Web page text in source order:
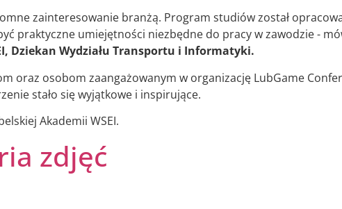
zainteresowanie branżą. Program studiów został
praktyczne umiejętności niezbędne do pracy w zawodzie -
Dziekan Wydziału Transportu i Informatyki.
oraz osobom zaangażowanym w organizację LubGame
stało się wyjątkowe i inspirujące.
Akademii WSEI.
zdjęć